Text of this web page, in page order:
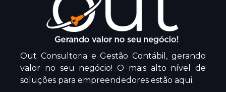
Out Consultoria e Gestão Contábil, gerando
valor no seu negócio! O mais alto nível de
soluções para empreendedores estão aqui.